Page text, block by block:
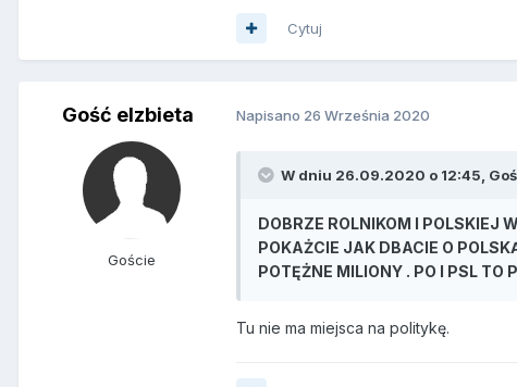
Cytuj
Gość elzbieta
Goście
Napisano 26 Września 2020
W dniu 26.09.2020 o 12:45,
DOBRZE ROLNIKOM I POLSKIEJ
POKAŻCIE JAK DBACIE O
POTĘŻNE MILIONY . PO I PSL
Tu nie ma miejsca na politykę.